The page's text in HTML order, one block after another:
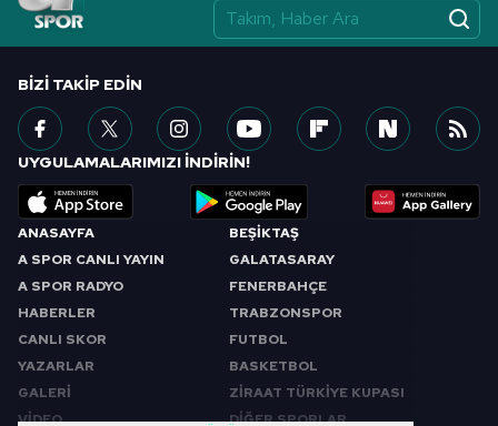
ANASAYFA
A SPOR CANLI YAYIN
A SPOR RADYO
HABERLER
CANLI SKOR
YAZARLAR
GALERİ
VİDEO
BEŞİKTAŞ
GALATASARAY
FENERBAHÇE
TRABZONSPOR
FUTBOL
BASKETBOL
ZİRAAT TÜRKİYE KUPASI
DİĞER SPORLAR
BIZI TAKIP EDIN
UYGULAMALARIMIZI İNDİRİN!